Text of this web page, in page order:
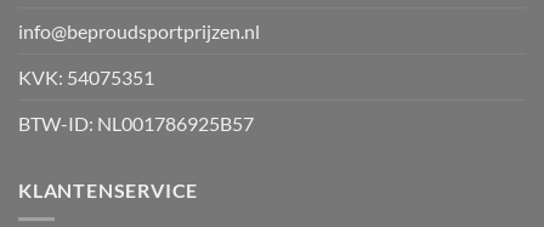
info@beproudsportprijzen.nl
KVK: 54075351
BTW-ID: NL001786925B57
KLANTENSERVICE